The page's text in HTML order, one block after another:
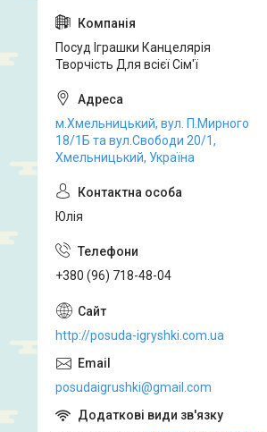
Посуд Іграшки Канцелярія
Творчість Для всієї Сім'ї
м.Хмельницький, вул. П.Мирного
18/1Б та вул.Свободи 20/1,
Хмельницький, Україна
Юлія
+380 (96) 718-48-04
http://posuda-igryshki.com.ua
posudaigrushki@gmail.com